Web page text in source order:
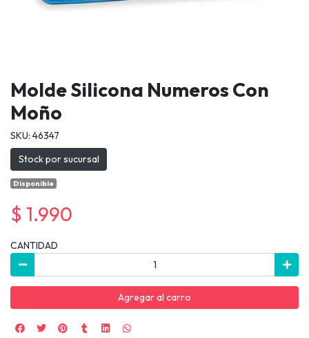
Molde Silicona Numeros Con
Moño
SKU: 46347
Stock por sucursal
Disponible
$ 1.990
CANTIDAD
Agregar al carro